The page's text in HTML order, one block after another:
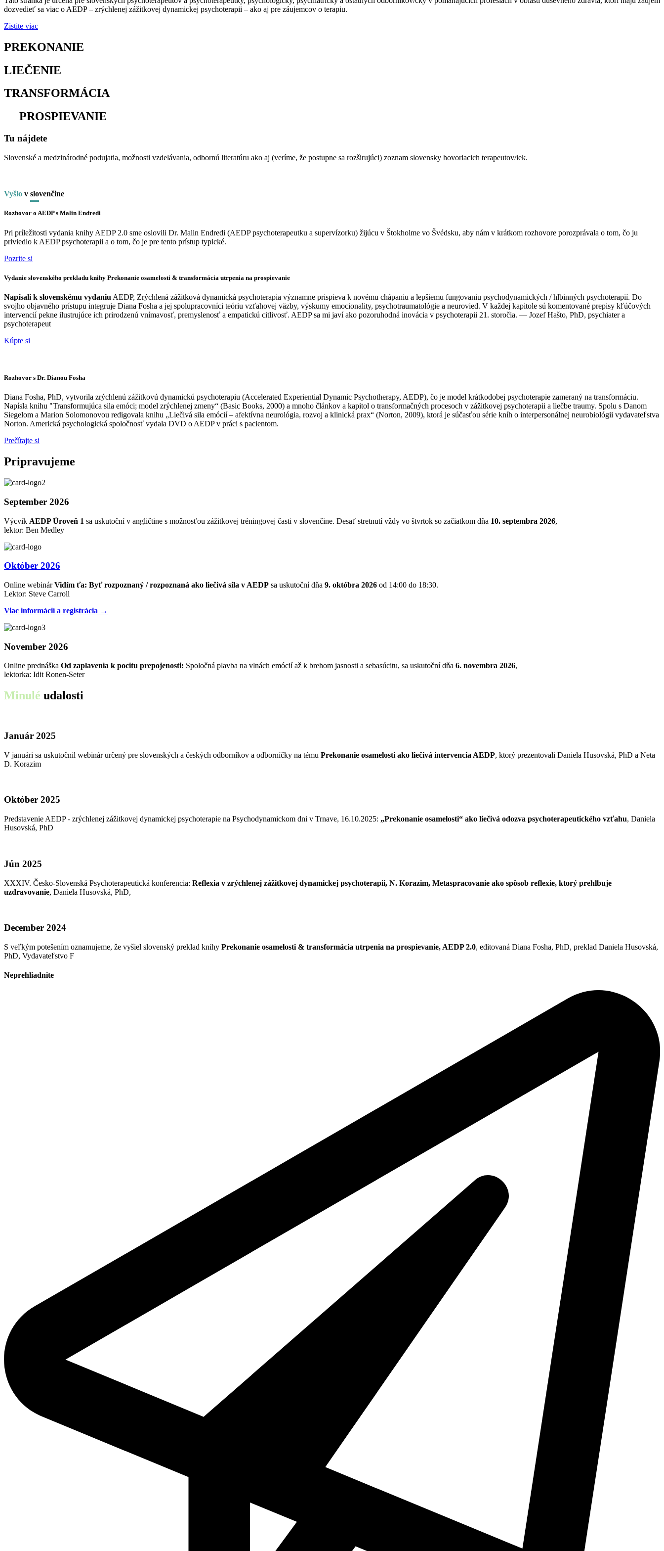
dozvedieť sa viac o AEDP – zrýchlenej zážitkovej dynamickej psychoterapii – ako aj pre záujemcov o terapiu.
Zistite viac
PREKONANIE
LIEČENIE
TRANSFORMÁCIA
PROSPIEVANIE
Tu nájdete
Slovenské a medzinárodné podujatia, možnosti vzdelávania, odbornú literatúru ako aj (veríme, že postupne sa rozširujúci) zoznam slovensky hovoriacich terapeutov/iek.
Vyšlo v slovenčine
Rozhovor o AEDP s Malin Endredi
Pri príležitosti vydania knihy AEDP 2.0 sme oslovili Dr. Malin Endredi (AEDP psychoterapeutku a supervízorku) žijúcu v Štokholme vo Švédsku, aby nám v krátkom rozhovore porozprávala o tom, čo ju
priviedlo k AEDP psychoterapii a o tom, čo je pre tento prístup typické.
Pozrite si
Vydanie slovenského prekladu knihy Prekonanie osamelosti & transformácia utrpenia na prospievanie
Napísali k slovenskému vydaniu AEDP, Zrýchlená zážitková dynamická psychoterapia významne prispieva k novému chápaniu a lepšiemu fungovaniu psychodynamických / hlbinných psychoterapií. Do
svojho objavného prístupu integruje Diana Fosha a jej spolupracovníci teóriu vzťahovej väzby, výskumy emocionality, psychotraumatológie a neurovied. V každej kapitole sú komentované prepisy kľúčových
intervencií pekne ilustrujúce ich prirodzenú vnímavosť, premyslenosť a empatickú citlivosť. AEDP sa mi javí ako pozoruhodná inovácia v psychoterapii 21. storočia. — Jozef Hašto, PhD, psychiater a
psychoterapeut
Kúpte si
Rozhovor s Dr. Dianou Fosha
Diana Fosha, PhD, vytvorila zrýchlenú zážitkovú dynamickú psychoterapiu (Accelerated Experiential Dynamic Psychotherapy, AEDP), čo je model krátkodobej psychoterapie zameraný na transformáciu.
Napísla knihu "Transformujúca sila emóci; model zrýchlenej zmeny“ (Basic Books, 2000) a mnoho článkov a kapitol o transformačných procesoch v zážitkovej psychoterapii a liečbe traumy. Spolu s Danom
Siegelom a Marion Solomonovou redigovala knihu „Liečivá sila emócií – afektívna neurológia, rozvoj a klinická prax“ (Norton, 2009), ktorá je súčasťou série kníh o interpersonálnej neurobiológii vydavateľstva
Norton. Americká psychologická spoločnosť vydala DVD o AEDP v práci s pacientom.
Prečítajte si
Pripravujeme
September 2026
Výcvik AEDP Úroveň 1 sa uskutoční v angličtine s možnosťou zážitkovej tréningovej časti v slovenčine. Desať stretnutí vždy vo štvrtok so začiatkom dňa 10. septembra 2026,
lektor: Ben Medley
Október 2026
Online webinárVidím ťa: Byť rozpoznaný / rozpoznaná ako liečivá sila v AEDP sa uskutoční dňa 9. októbra 2026 od 14:00 do 18:30.
Lektor: Steve Carroll
Viac informácií a registrácia →
November 2026
Online prednáška Od zaplavenia k pocitu prepojenosti: Spoločná plavba na vlnách emócií až k brehom jasnosti a sebasúcitu, sa uskutoční dňa 6. novembra 2026,
lektorka: Idit Ronen-Seter
Minulé udalosti
Január 2025
V januári sa uskutočnil webinár určený pre slovenských a českých odborníkov a odborníčky na tému Prekonanie osamelosti ako liečivá intervencia AEDP, ktorý prezentovali Daniela Husovská, PhD a Neta
D. Korazim
Október 2025
Predstavenie AEDP - zrýchlenej zážitkovej dynamickej psychoterapie na Psychodynamickom dni v Trnave, 16.10.2025: „Prekonanie osamelosti“ ako liečivá odozva psychoterapeutického vzťahu, Daniela
Husovská, PhD
Jún 2025
XXXIV. Česko-Slovenská Psychoterapeutická konferencia: Reflexia v zrýchlenej zážitkovej dynamickej psychoterapii, N. Korazim, Metaspracovanie ako spôsob reflexie, ktorý prehlbuje
uzdravovanie, Daniela Husovská, PhD,
December 2024
S veľkým potešením oznamujeme, že vyšiel slovenský preklad knihy Prekonanie osamelosti & transformácia utrpenia na prospievanie, AEDP 2.0, editovaná Diana Fosha, PhD, preklad Daniela Husovská,
PhD, Vydavateľstvo F
Neprehliadnite